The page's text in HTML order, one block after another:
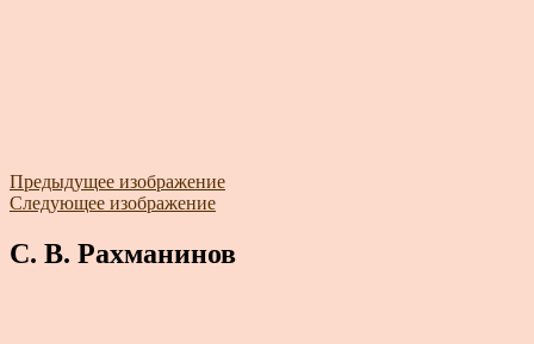
Предыдущее изображение
Следующее изображение
С. В. Рахманинов